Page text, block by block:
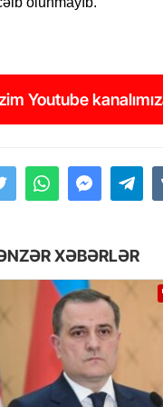
Youtube
XƏBƏRLƏR